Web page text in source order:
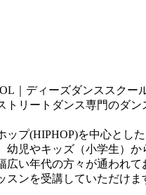
｜ディーズダンススクー
トリートダンス専門のダン
ップ(HIPHOP)を中心とし
幼児やキッズ（小学生）か
広い年代の方々が通われて
スンを受講していただけま